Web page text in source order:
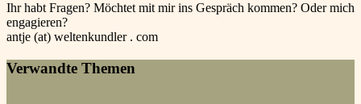
Ihr habt Fragen? Möchtet mit mir ins Gespräch kommen? Oder mich
engagieren?
antje (at) weltenkundler . com
Verwandte Themen